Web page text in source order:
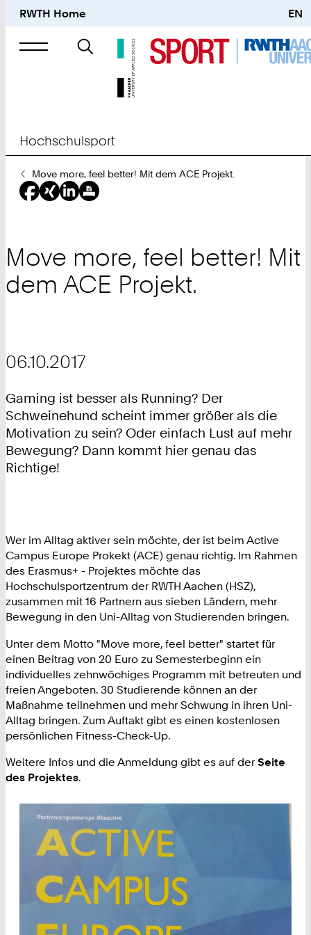
RWTH Home EN
Suche
nach
Hochschulsport
Sie
sind
hier:
Move more, feel better! Mit dem ACE Projekt.
Move more, feel better! Mit
dem ACE Projekt.
06.10.2017
Gaming ist besser als Running? Der
Schweinehund scheint immer größer als die
Motivation zu sein? Oder einfach Lust auf mehr
Bewegung? Dann kommt hier genau das
Richtige!
Wer im Alltag aktiver sein möchte, der ist beim Active
Campus Europe Prokekt (ACE) genau richtig. Im Rahmen
des Erasmus+ - Projektes möchte das
Hochschulsportzentrum der RWTH Aachen (HSZ),
zusammen mit 16 Partnern aus sieben Ländern, mehr
Bewegung in den Uni-Alltag von Studierenden bringen.
Unter dem Motto "Move more, feel better" startet für
einen Beitrag von 20 Euro zu Semesterbeginn ein
individuelles zehnwöchiges Programm mit betreuten und
freien Angeboten. 30 Studierende können an der
Maßnahme teilnehmen und mehr Schwung in ihren Uni-
Alltag bringen. Zum Auftakt gibt es einen kostenlosen
persönlichen Fitness-Check-Up.
Weitere Infos und die Anmeldung gibt es auf der Seite
des Projektes.